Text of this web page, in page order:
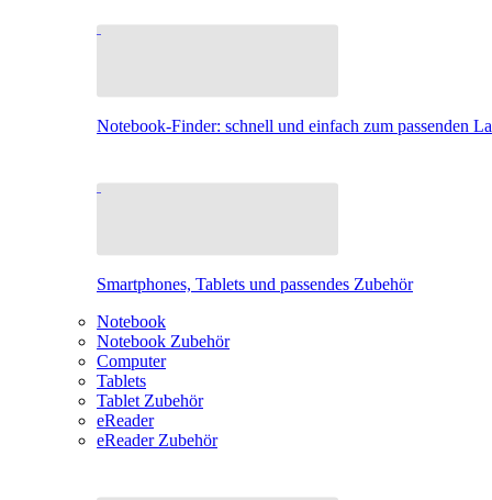
Notebook-Finder: schnell und einfach zum passenden
Smartphones, Tablets und passendes Zubehör
Notebook
Notebook Zubehör
Computer
Tablets
Tablet Zubehör
eReader
eReader Zubehör